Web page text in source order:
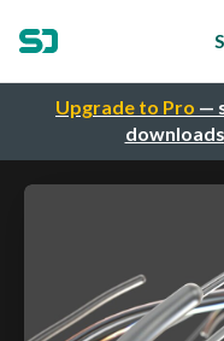
Upgrade to Pro —